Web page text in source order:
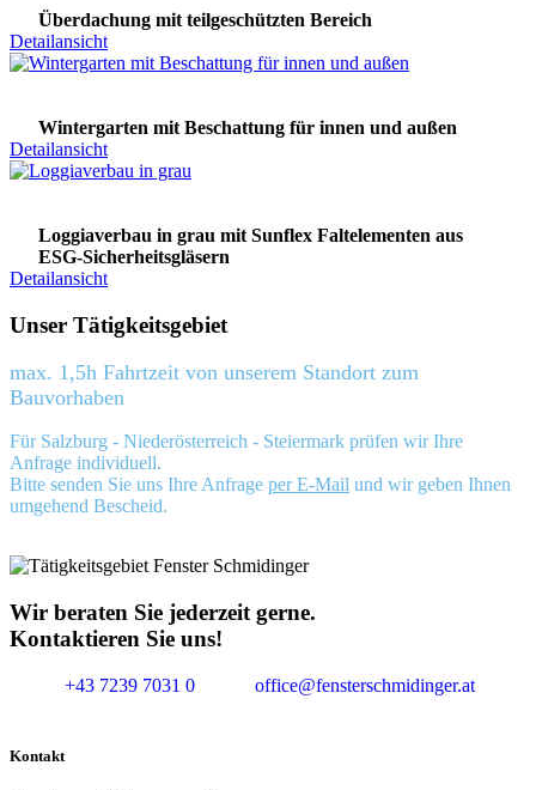
Überdachung mit teilgeschützten Bereich
Detailansicht
Wintergarten mit Beschattung für innen und außen
Detailansicht
Loggiaverbau in grau mit Sunflex Faltelementen aus
ESG-Sicherheitsgläsern
Detailansicht
Unser Tätigkeitsgebiet
max. 1,5h Fahrtzeit von unserem Standort zum
Bauvorhaben
Für Salzburg - Niederösterreich - Steiermark prüfen wir Ihre
Anfrage individuell.
Bitte senden Sie uns Ihre Anfrage per E-Mail und wir geben Ihnen
umgehend Bescheid.
Wir beraten Sie jederzeit gerne.
Kontaktieren Sie uns!
+43 7239 7031 0 office@fensterschmidinger.at
Kontakt